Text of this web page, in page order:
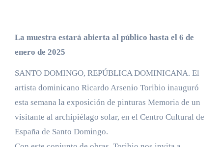
La muestra estará abierta al público hasta el 6 de
enero de 2025
SANTO DOMINGO, REPÚBLICA DOMINICANA. El
artista dominicano Ricardo Arsenio Toribio inauguró
esta semana la exposición de pinturas Memoria de un
visitante al archipiélago solar, en el Centro Cultural de
España de Santo Domingo.